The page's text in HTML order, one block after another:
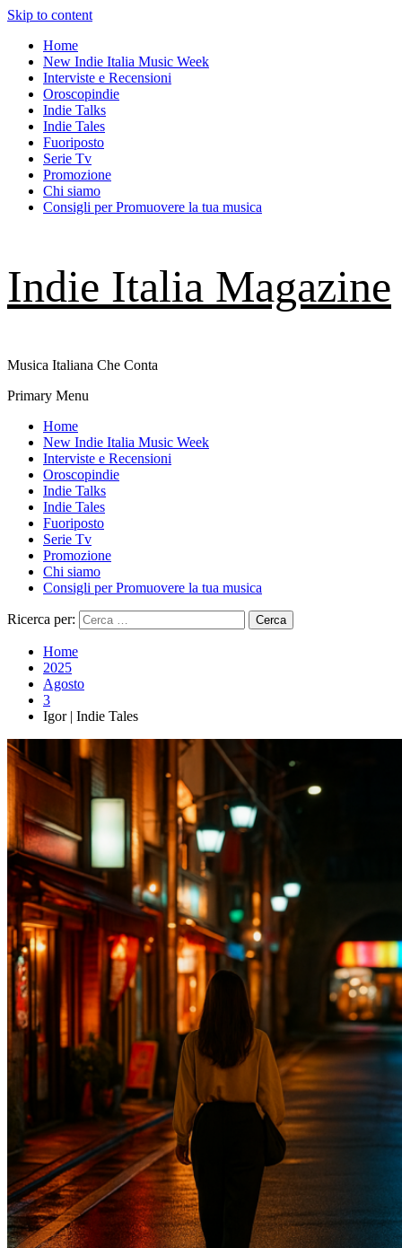
Skip to content
Home
New Indie Italia Music Week
Interviste e Recensioni
Oroscopindie
Indie Talks
Indie Tales
Fuoriposto
Serie Tv
Promozione
Chi siamo
Consigli per Promuovere la tua musica
Indie Italia Magazine
Musica Italiana Che Conta
Primary Menu
Home
New Indie Italia Music Week
Interviste e Recensioni
Oroscopindie
Indie Talks
Indie Tales
Fuoriposto
Serie Tv
Promozione
Chi siamo
Consigli per Promuovere la tua musica
Ricerca per:
Home
2025
Agosto
3
Igor | Indie Tales